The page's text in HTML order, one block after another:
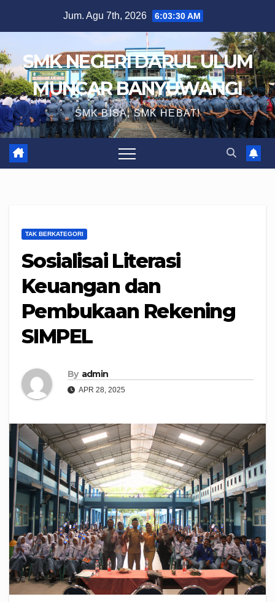
Jum. Agu 7th, 2026 6:03:30 AM
SMK NEGERI DARUL ULUM
MUNCAR BANYUWANGI
SMK BISA, SMK HEBAT!
TAK BERKATEGORI
Sosialisai Literasi
Keuangan dan
Pembukaan Rekening
SIMPEL
By admin
APR 28, 2025